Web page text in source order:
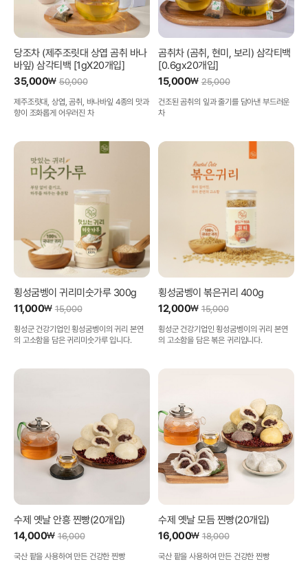
당조차 (제주조릿대 상엽 곰취 바나
바잎) 삼각티백 [1gX20개입]
35,000₩ 50,000
제주조릿대, 상엽, 곰취, 바나바잎 4종의 맛과
향이 조화롭게 어우러진 차
곰취차 (곰취, 현미, 보리) 삼각티백
[0.6gx20개입]
15,000₩ 25,000
건조된 곰취의 잎과 줄기를 담아낸 부드러운
차
횡성굼벵이 귀리미숫가루 300g
11,000₩ 15,000
횡성군 건강기업인 횡성굼벵이의 귀리 본연
의 고소함을 담은 귀리미숫가루 입니다.
횡성굼벵이 볶은귀리 400g
12,000₩ 15,000
횡성군 건강기업인 횡성굼벵이의 귀리 본연
의 고소함을 담은 볶은 귀리입니다.
수제 옛날 안흥 찐빵(20개입)
14,000₩ 16,000
국산 팥을 사용하여 만든 건강한 찐빵
수제 옛날 모듬 찐빵(20개입)
16,000₩ 18,000
국산 팥을 사용하여 만든 건강한 찐빵